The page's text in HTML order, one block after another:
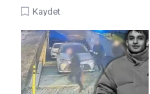
Kaydet